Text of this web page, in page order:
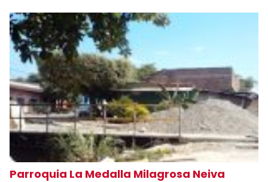
Parroquia La Medalla Milagrosa Neiva